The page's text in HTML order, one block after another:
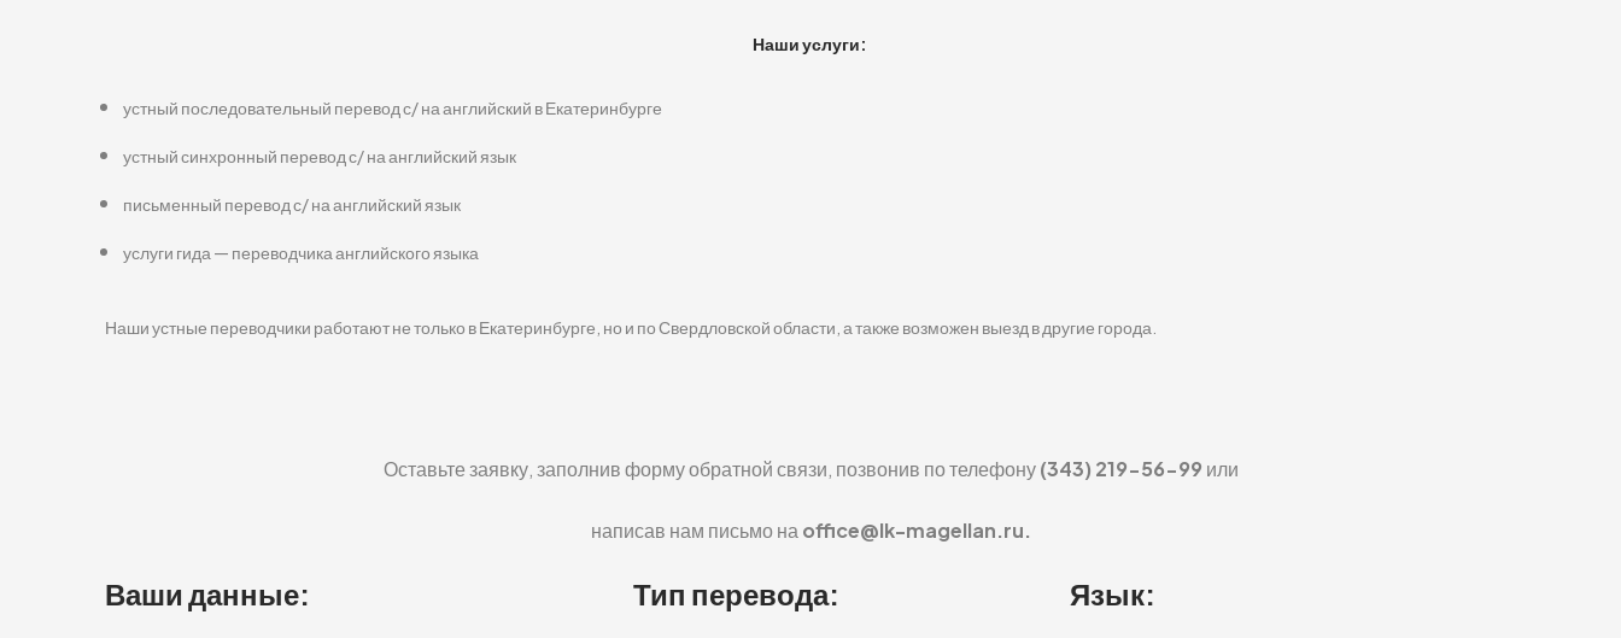
Наши услуги:
устный последовательный перевод с/ на английский в Екатеринбурге
устный синхронный перевод с/ на английский язык
письменный перевод с/ на английский язык
услуги гида — переводчика английского языка
Наши устные переводчики работают не только в Екатеринбурге, но и по Свердловской области, а также возможен выезд в другие города.
Оставьте заявку,заполнив форму обратной связи, позвонив по телефону(343) 219-56-99 или
написав нам письмо на office@lk-magellan.ru.
Ваши данные: Тип перевода: Язык: